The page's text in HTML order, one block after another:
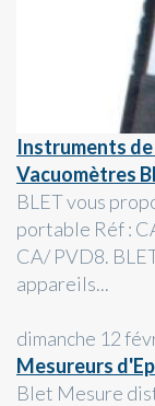
Instruments
Vacuomètres
BLET vous
portable Réf :
CA/ PVD8.
appareils...
dimanche 12
Mesureurs
Blet Mesure